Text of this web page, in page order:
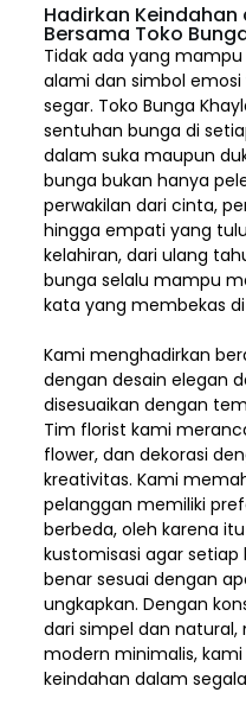
Hadirkan
Bersama Toko
Tidak ada yang
alami dan simbol
segar. Toko Bunga
sentuhan bunga di
dalam suka maupun
bunga bukan hanya
perwakilan dari cinta,
hingga empati yang
kelahiran, dari ulang
bunga selalu mampu
kata yang membekas
Kami menghadirkan
dengan desain elegan
disesuaikan dengan
Tim florist kami
flower, dan dekorasi
kreativitas. Kami
pelanggan memiliki
berbeda, oleh karena
kustomisasi agar
benar sesuai dengan
ungkapkan. Dengan
dari simpel dan natural,
modern minimalis,
keindahan dalam